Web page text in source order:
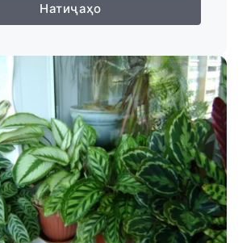
Натиҷаҳо